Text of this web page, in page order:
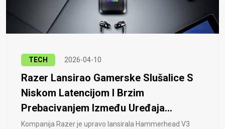
TECH 2026-04-10
Razer Lansirao Gamerske Slušalice S
Niskom Latencijom I Brzim
Prebacivanjem Između Uređaja...
Kompanija Razer je upravo lansirala Hammerhead V3